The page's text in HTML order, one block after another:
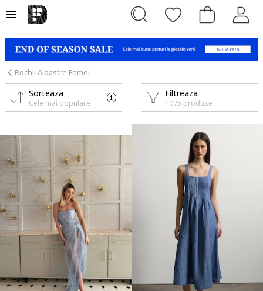
Rochii Albastre Femei
Filtreaza
1075 produse
Sorteaza
Cele mai populare